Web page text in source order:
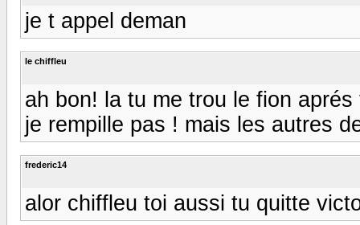
je t appel deman
le chiffleu
ah bon! la tu me trou le fion
je rempille pas ! mais les autres
frederic14
alor chiffleu toi aussi tu quitte